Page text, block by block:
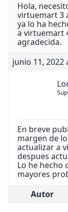
Hola,
virtuemart 3
ya lo ha
a virtuemart
agradecida.
junio 11, 2022
En breve
margen de
actualizar a
despues
Lo he hecho
mayores
Autor